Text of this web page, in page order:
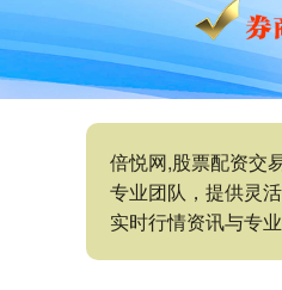
倍悦网,股票配资交
专业团队，提供灵
实时行情资讯与专